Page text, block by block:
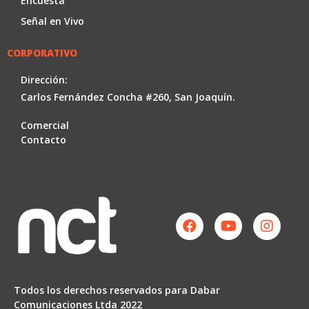
Señal en Vivo
CORPORATIVO
Dirección:
Carlos Fernández Concha #260, San Joaquín.
Comercial
Contacto
Todos los derechos reservados para Dabar
Comunicaciones Ltda 2022